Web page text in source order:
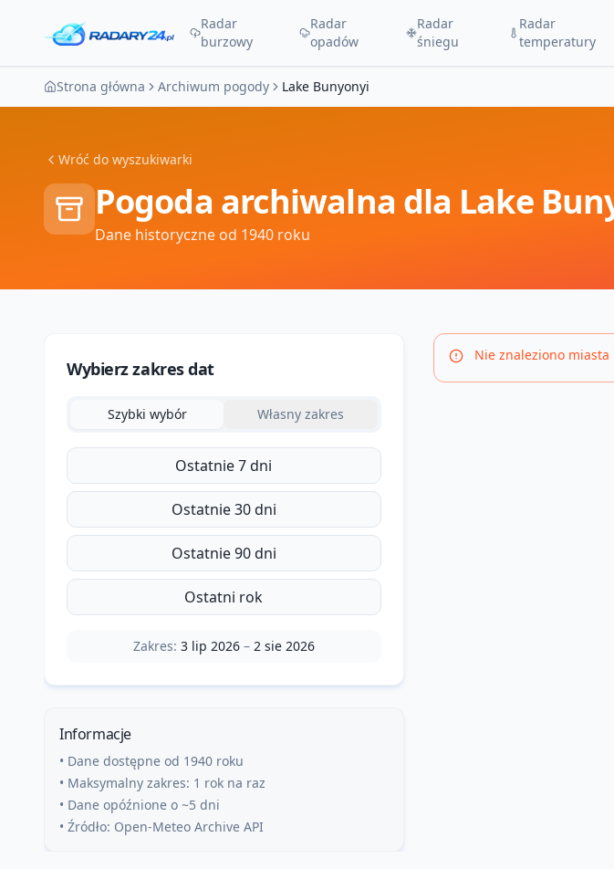
Radar
burzowy
Radar
opadów
Radar
śniegu
Radar
temperatury
Strona główna Archiwum pogody Lake Bunyonyi
Wróć do wyszukiwarki
Pogoda archiwalna dla Lake
Dane historyczne od 1940 roku
Wybierz zakres dat
Szybki wybór Własny zakres
Ostatnie 7 dni
Ostatnie 30 dni
Ostatnie 90 dni
Ostatni rok
Zakres: 3 lip 2026– 2 sie 2026
Informacje
• Dane dostępne od 1940 roku
• Maksymalny zakres: 1 rok na raz
• Dane opóźnione o ~5 dni
• Źródło: Open-Meteo Archive API
Nie znaleziono miasta